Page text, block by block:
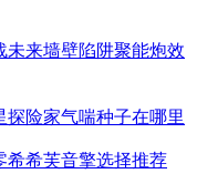
未来墙壁陷阱聚能炮效
险家气喘种子在哪里
希希芙音擎选择推荐